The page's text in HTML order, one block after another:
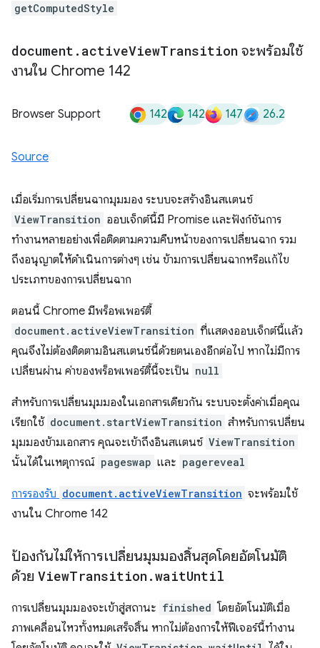
getComputedStyle
document . activeViewTransition จะพร้อมใช้
งานใน Chrome 142
Browser Support 142 142 147 26.2
Source
เมื่อเริ่มการเปลี่ยนฉากมุมมอง ระบบจะสร้างอินสแตนซ์
ViewTransition ออบเจ็กต์นี้มี Promise และฟังก์ชันการ
ทำงานหลายอย่างเพื่อติดตามความคืบหน้าของการเปลี่ยนฉาก รวม
ถึงอนุญาตให้ดำเนินการต่างๆ เช่น ข้ามการเปลี่ยนฉากหรือแก้ไข
ประเภทของการเปลี่ยนฉาก
ตอนนี้ Chrome มีพร็อพเพอร์ตี้
document.activeViewTransition ที่แสดงออบเจ็กต์นี้แล้ว
คุณจึงไม่ต้องติดตามอินสแตนซ์นี้ด้วยตนเองอีกต่อไป หากไม่มีการ
เปลี่ยนผ่าน ค่าของพร็อพเพอร์ตี้นี้จะเป็น null
สําหรับการเปลี่ยนมุมมองในเอกสารเดียวกัน ระบบจะตั้งค่าเมื่อคุณ
เรียกใช้ document.startViewTransition สำหรับการเปลี่ยน
มุมมองข้ามเอกสาร คุณจะเข้าถึงอินสแตนซ์ ViewTransition
นั้นได้ในเหตุการณ์ pageswap และ pagereveal
การรองรับ document.activeViewTransition จะพร้อมใช้
งานใน Chrome 142
ป้องกันไม่ให้การเปลี่ยนมุมมองสิ้นสุดโดยอัตโนมัติ
ด้วย ViewTransition .waitUntil
การเปลี่ยนมุมมองจะเข้าสู่สถานะ finished โดยอัตโนมัติเมื่อ
ภาพเคลื่อนไหวทั้งหมดเสร็จสิ้น หากไม่ต้องการให้ฟีเจอร์นี้ทำงาน